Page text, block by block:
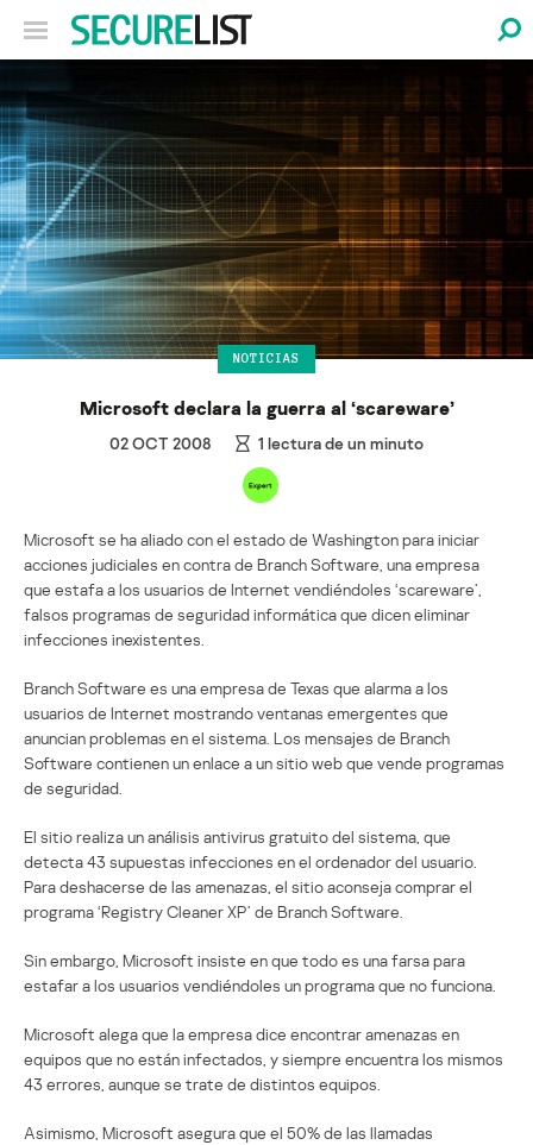
NOTICIAS
Microsoft declara la guerra al ‘scareware’
02 OCT 2008 1 lectura de un minuto
Microsoft se ha aliado con el estado de Washington para iniciar
acciones judiciales en contra de Branch Software, una empresa
que estafa a los usuarios de Internet vendiéndoles ‘scareware’,
falsos programas de seguridad informática que dicen eliminar
infecciones inexistentes.
Branch Software es una empresa de Texas que alarma a los
usuarios de Internet mostrando ventanas emergentes que
anuncian problemas en el sistema. Los mensajes de Branch
Software contienen un enlace a un sitio web que vende programas
de seguridad.
El sitio realiza un análisis antivirus gratuito del sistema, que
detecta 43 supuestas infecciones en el ordenador del usuario.
Para deshacerse de las amenazas, el sitio aconseja comprar el
programa ‘Registry Cleaner XP’ de Branch Software.
Sin embargo, Microsoft insiste en que todo es una farsa para
estafar a los usuarios vendiéndoles un programa que no funciona.
Microsoft alega que la empresa dice encontrar amenazas en
equipos que no están infectados, y siempre encuentra los mismos
43 errores, aunque se trate de distintos equipos.
Asimismo, Microsoft asegura que el 50% de las llamadas